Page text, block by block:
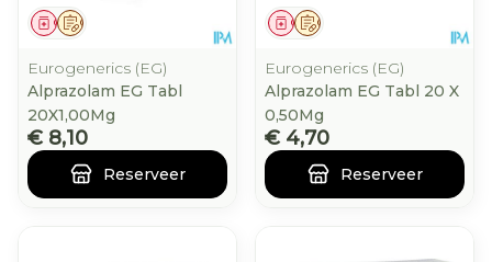
Op voorschrift
Geneesmiddel
Eurogenerics (EG)
Alprazolam EG Tabl
20X1,00Mg
€ 8,10
Reserveer
Op voorschrift
Geneesmiddel
Eurogenerics (EG)
Alprazolam EG Tabl 20 X
0,50Mg
€ 4,70
Reserveer